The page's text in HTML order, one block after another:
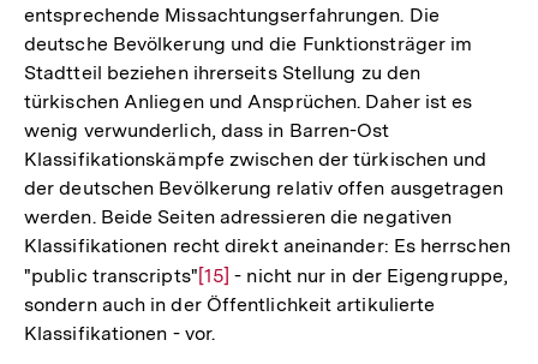
der
Fußnote
entsprechende Missachtungserfahrungen. Die
deutsche Bevölkerung und die Funktionsträger im
Stadtteil beziehen ihrerseits Stellung zu den
türkischen Anliegen und Ansprüchen. Daher ist es
wenig verwunderlich, dass in Barren-Ost
Klassifikationskämpfe zwischen der türkischen und
der deutschen Bevölkerung relativ offen ausgetragen
werden. Beide Seiten adressieren die negativen
Klassifikationen recht direkt aneinander: Es herrschen
"public transcripts"Zur
Auflösung
der
[15] - nicht nur in der Eigengruppe,
sondern auch in der Öffentlichkeit artikulierte
Klassifikationen - vor.